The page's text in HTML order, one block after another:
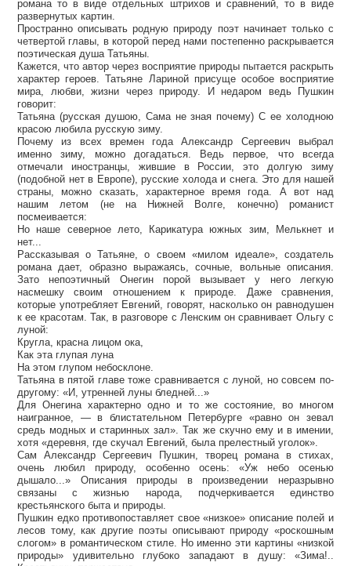
романа то в виде отдельных штрихов и сравнений, то в виде
развернутых картин.
Пространно описывать родную природу поэт начинает только с
четвертой главы, в которой перед нами постепенно раскрывается
поэтическая душа Татьяны.
Кажется, что автор через восприятие природы пытается раскрыть
характер героев. Татьяне Лариной присуще особое восприятие
мира, любви, жизни через природу. И недаром ведь Пушкин
говорит:
Татьяна (русская душою, Сама не зная почему) С ее холодною
красою любила русскую зиму.
Почему из всех времен года Александр Сергеевич выбрал
именно зиму, можно догадаться. Ведь первое, что всегда
отмечали иностранцы, жившие в России, это долгую зиму
(подобной нет в Европе), русские холода и снега. Это для нашей
страны, можно сказать, характерное время года. А вот над
нашим летом (не на Нижней Волге, конечно) романист
посмеивается:
Но наше северное лето, Карикатура южных зим, Мелькнет и
нет...
Рассказывая о Татьяне, о своем «милом идеале», создатель
романа дает, образно выражаясь, сочные, вольные описания.
Зато непоэтичный Онегин порой вызывает у него легкую
насмешку своим отношением к природе. Даже сравнения,
которые употребляет Евгений, говорят, насколько он равнодушен
к ее красотам. Так, в разговоре с Ленским он сравнивает Ольгу с
луной:
Кругла, красна лицом ока,
Как эта глупая луна
На этом глупом небосклоне.
Татьяна в пятой главе тоже сравнивается с луной, но совсем по-
другому: «И, утренней луны бледней...»
Для Онегина характерно одно и то же состояние, во многом
наигранное, — в блистательном Петербурге «равно он зевал
средь модных и старинных зал». Так же скучно ему и в имении,
хотя «деревня, где скучал Евгений, была прелестный уголок».
Сам Александр Сергеевич Пушкин, творец романа в стихах,
очень любил природу, особенно осень: «Уж небо осенью
дышало...» Описания природы в произведении неразрывно
связаны с жизнью народа, подчеркивается единство
крестьянского быта и природы.
Пушкин едко противопоставляет свое «низкое» описание полей и
лесов тому, как другие поэты описывают природу «роскошным
слогом» в романтическом стиле. Но именно эти картины «низкой
природы» удивительно глубоко западают в душу: «Зима!..